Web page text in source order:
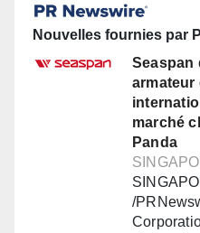
Nouvelles fournies par
Seaspan
armateur
marché
Panda
/